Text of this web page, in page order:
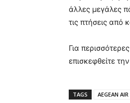
άλλες μεγάλες
τις πτήσεις από
Για
επισκεφθείτε
TAGS AEGEAN AIR